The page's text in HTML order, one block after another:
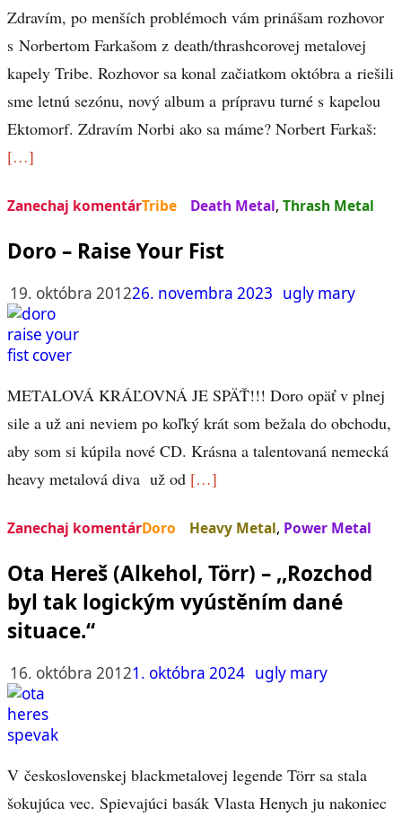
Zdravím, po menších problémoch vám prinášam rozhovor
s Norbertom Farkašom z death/thrashcorovej metalovej
kapely Tribe. Rozhovor sa konal začiatkom októbra a riešili
sme letnú sezónu, nový album a prípravu turné s kapelou
Ektomorf. Zdravím Norbi ako sa máme? Norbert Farkaš:
[…]
Zanechaj komentárTribe Death Metal, Thrash Metal
Doro – Raise Your Fist
19. októbra 201226. novembra 2023 ugly mary
METALOVÁ KRÁĽOVNÁ JE SPÄŤ!!! Doro opäť v plnej
sile a už ani neviem po koľký krát som bežala do obchodu,
aby som si kúpila nové CD. Krásna a talentovaná nemecká
heavy metalová diva už od […]
Zanechaj komentárDoro Heavy Metal, Power Metal
Ota Hereš (Alkehol, Törr) – ,,Rozchod
byl tak logickým vyústěním dané
situace.“
16. októbra 20121. októbra 2024 ugly mary
V československej blackmetalovej legende Törr sa stala
šokujúca vec. Spievajúci basák Vlasta Henych ju nakoniec